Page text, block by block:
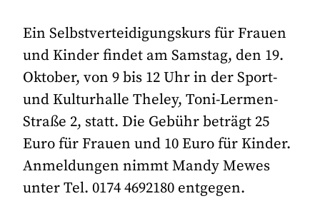
Ein Selbstverteidigungskurs für Frauen
und Kinder findet am Samstag, den 19.
Oktober, von 9 bis 12 Uhr in der Sport-
und Kulturhalle Theley, Toni-Lermen-
Straße 2, statt. Die Gebühr beträgt 25
Euro für Frauen und 10 Euro für Kinder.
Anmeldungen nimmt Mandy Mewes
unter Tel. 0174 4692180 entgegen.